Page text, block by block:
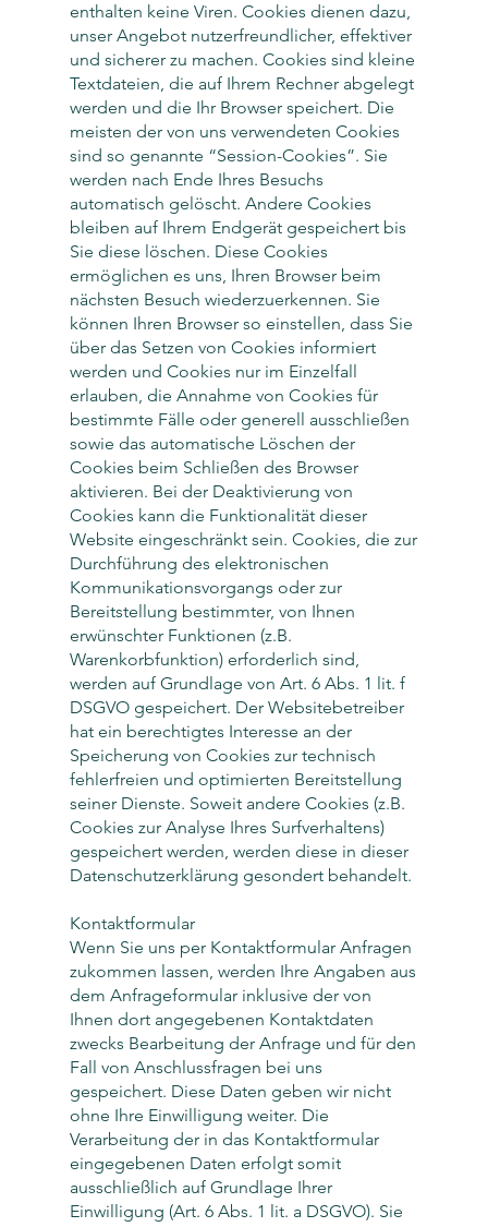
enthalten keine Viren. Cookies dienen dazu,
unser Angebot nutzerfreundlicher, effektiver
und sicherer zu machen. Cookies sind kleine
Textdateien, die auf Ihrem Rechner abgelegt
werden und die Ihr Browser speichert. Die
meisten der von uns verwendeten Cookies
sind so genannte “Session-Cookies”. Sie
werden nach Ende Ihres Besuchs
automatisch gelöscht. Andere Cookies
bleiben auf Ihrem Endgerät gespeichert bis
Sie diese löschen. Diese Cookies
ermöglichen es uns, Ihren Browser beim
nächsten Besuch wiederzuerkennen. Sie
können Ihren Browser so einstellen, dass Sie
über das Setzen von Cookies informiert
werden und Cookies nur im Einzelfall
erlauben, die Annahme von Cookies für
bestimmte Fälle oder generell ausschließen
sowie das automatische Löschen der
Cookies beim Schließen des Browser
aktivieren. Bei der Deaktivierung von
Cookies kann die Funktionalität dieser
Website eingeschränkt sein. Cookies, die zur
Durchführung des elektronischen
Kommunikationsvorgangs oder zur
Bereitstellung bestimmter, von Ihnen
erwünschter Funktionen (z.B.
Warenkorbfunktion) erforderlich sind,
werden auf Grundlage von Art. 6 Abs. 1 lit. f
DSGVO gespeichert. Der Websitebetreiber
hat ein berechtigtes Interesse an der
Speicherung von Cookies zur technisch
fehlerfreien und optimierten Bereitstellung
seiner Dienste. Soweit andere Cookies (z.B.
Cookies zur Analyse Ihres Surfverhaltens)
gespeichert werden, werden diese in dieser
Datenschutzerklärung gesondert behandelt.
Kontaktformular
Wenn Sie uns per Kontaktformular Anfragen
zukommen lassen, werden Ihre Angaben aus
dem Anfrageformular inklusive der von
Ihnen dort angegebenen Kontaktdaten
zwecks Bearbeitung der Anfrage und für den
Fall von Anschlussfragen bei uns
gespeichert. Diese Daten geben wir nicht
ohne Ihre Einwilligung weiter. Die
Verarbeitung der in das Kontaktformular
eingegebenen Daten erfolgt somit
ausschließlich auf Grundlage Ihrer
Einwilligung (Art. 6 Abs. 1 lit. a DSGVO). Sie